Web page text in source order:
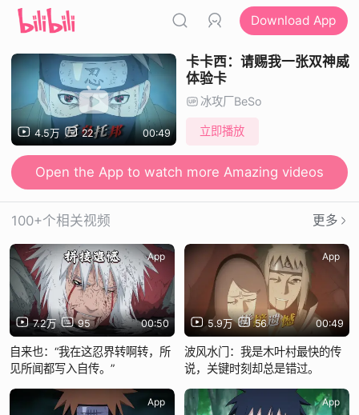
Download App
4.5万 22 00:49
卡卡西：请赐我一张双神威
体验卡
冰攻厂BeSo
立即播放
Open the App to watch more Amazing videos
100+个相关视频 更多
7.2万 95 00:50
App
自来也：“我在这忍界转啊转，所
见所闻都写入自传。”
5.9万 56 00:49
App
波风水门：我是木叶村最快的传
说，关键时刻却总是错过。
App App